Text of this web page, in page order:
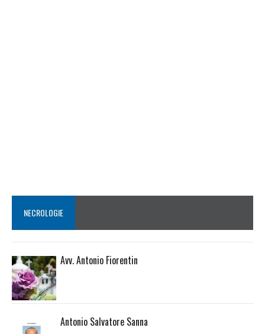
NECROLOGIE
Avv. Antonio Fiorentin
Antonio Salvatore Sanna